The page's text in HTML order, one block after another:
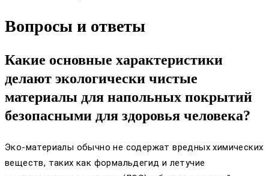
Вопросы и ответы
Какие основные характеристики
делают экологически чистые
материалы для напольных покрытий
безопасными для здоровья человека?
Эко-материалы обычно не содержат вредных химических
веществ, таких как формальдегид и летучие